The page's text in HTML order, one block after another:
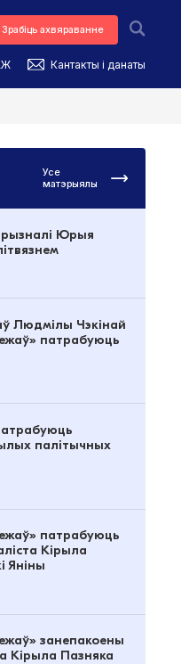
Зрабіць ахвяраванне
Кантакты і данаты
Усе
матэрыялы
Юрыя
Людмілы Чэкінай
патрабуюць
палітычных
патрабуюць
Кірыла
Яніны
занепакоены
Кірыла Пазняка